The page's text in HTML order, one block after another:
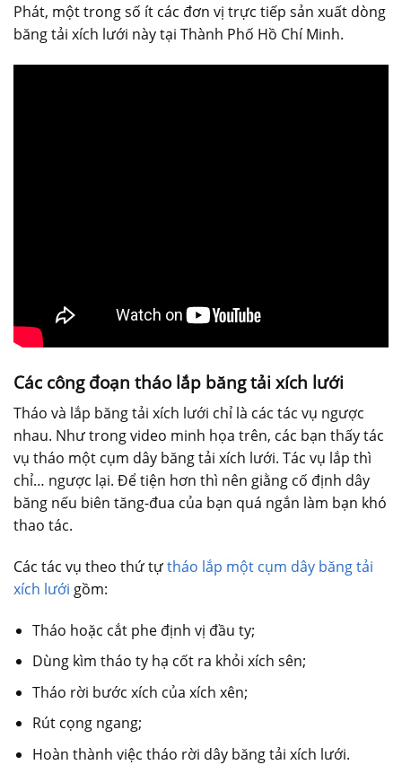
Phát, một trong số ít các đơn vị trực tiếp sản xuất dòng
băng tải xích lưới này tại Thành Phố Hồ Chí Minh.
Các công đoạn tháo lắp băng tải xích lưới
Tháo và lắp băng tải xích lưới chỉ là các tác vụ ngược
nhau. Như trong video minh họa trên, các bạn thấy tác
vụ tháo một cụm dây băng tải xích lưới. Tác vụ lắp thì
chỉ… ngược lại. Để tiện hơn thì nên giằng cố định dây
băng nếu biên tăng-đua của bạn quá ngắn làm bạn khó
thao tác.
Các tác vụ theo thứ tựtháo lắp một cụm dây băng tải
xích lưới gồm:
Tháo hoặc cắt phe định vị đầu ty;
Dùng kìm tháo ty hạ cốt ra khỏi xích sên;
Tháo rời bước xích của xích xên;
Rút cọng ngang;
Hoàn thành việc tháo rời dây băng tải xích lưới.